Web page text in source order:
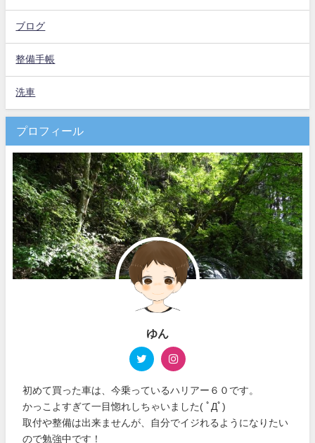
ブログ
整備手帳
洗車
プロフィール
ゆん
初めて買った車は、今乗っているハリアー６０です。
かっこよすぎて一目惚れしちゃいました( ﾟДﾟ)
取付や整備は出来ませんが、自分でイジれるようになりたい
ので勉強中です！